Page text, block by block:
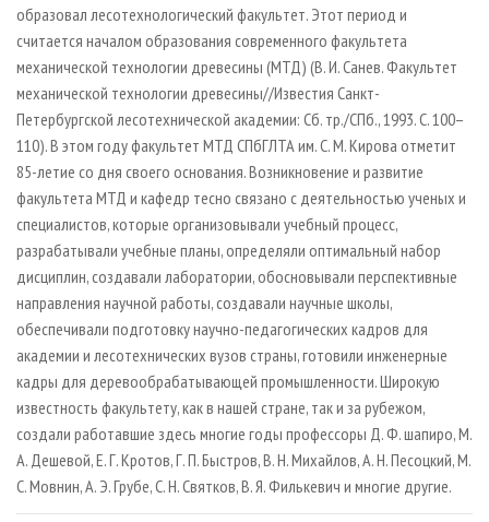
образовал лесотехнологический факультет. Этот период и
считается началом образования современного факультета
механической технологии древесины (МТД) (В. И. Санев. Факультет
механической технологии древесины//Известия Санкт-
Петербургской лесотехнической академии: Сб. тр./СПб., 1993. С. 100–
110). В этом году факультет МТД СПбГЛТА им. С. М. Кирова отметит
85-летие со дня своего основания. Возникновение и развитие
факультета МТД и кафедр тесно связано с деятельностью ученых и
специалистов, которые организовывали учебный процесс,
разрабатывали учебные планы, определяли оптимальный набор
дисциплин, создавали лаборатории, обосновывали перспективные
направления научной работы, создавали научные школы,
обеспечивали подготовку научно-педагогических кадров для
академии и лесотехнических вузов страны, готовили инженерные
кадры для деревообрабатывающей промышленности. Широкую
известность факультету, как в нашей стране, так и за рубежом,
создали работавшие здесь многие годы профессоры Д. Ф. шапиро, М.
А. Дешевой, Е. Г. Кротов, Г. П. Быстров, В. Н. Михайлов, А. Н. Песоцкий, М.
С. Мовнин, А. Э. Грубе, С. Н. Святков, В. Я. Филькевич и многие другие.